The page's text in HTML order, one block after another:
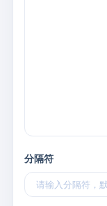
分隔符